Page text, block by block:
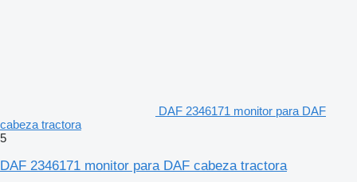
DAF 2346171 monitor para DAF
cabeza tractora
5
DAF 2346171 monitor para DAF cabeza tractora